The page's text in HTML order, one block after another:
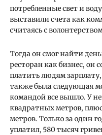
потребленные свет и
выставили счета как
считаясь с
Тогда он смог найти
ресторан как бизнес, он
платить людям
также была следующая
командой все вышло. У
квадратных метров,
метров. Только за один
уплатил, 580 тысяч